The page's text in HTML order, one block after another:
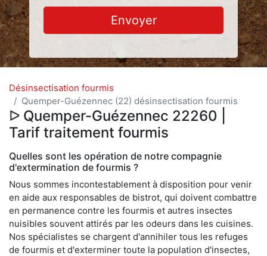
Envoyer
Désinsectisation fourmis
Quemper-Guézennec (22) désinsectisation fourmis
ᐅ Quemper-Guézennec 22260 |
Tarif traitement fourmis
Quelles sont les opération de notre compagnie
d'extermination de fourmis ?
Nous sommes incontestablement à disposition pour venir
en aide aux responsables de bistrot, qui doivent combattre
en permanence contre les fourmis et autres insectes
nuisibles souvent attirés par les odeurs dans les cuisines.
Nos spécialistes se chargent d'annihiler tous les refuges
de fourmis et d'exterminer toute la population d'insectes,